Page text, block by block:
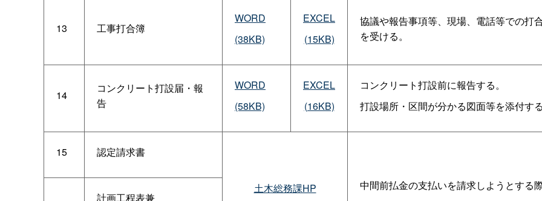
13 工事打合簿
WORD
(38KB)
EXCEL
(15KB)
協議や報告事項等、現場、電話等での打
を受ける。
14
コンクリート打設届・報
告
WORD
(58KB)
EXCEL
(16KB)
コンクリート打設前に報告する。
打設場所・区間が分かる図面等を添付す
15 認定請求書
土木総務課HP
中間前払金の支払いを請求しようとする
計画工程表兼